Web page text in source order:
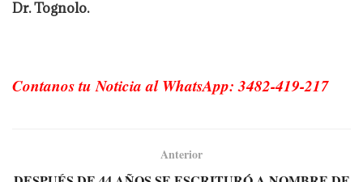
Dr. Tognolo.
Contanos tu Noticia al WhatsApp: 3482-419-217
Anterior